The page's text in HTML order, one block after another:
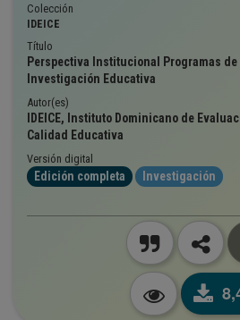
Colección
IDEICE
Título
Perspectiva Institucional Programas
Investigación Educativa
Autor(es)
IDEICE, Instituto Dominicano de
Calidad Educativa
Versión digital
Edición completa Investigación